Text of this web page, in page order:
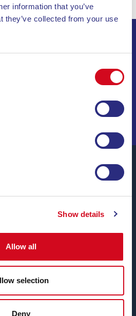
information that you’ve
they’ve collected from your use
Show details
Allow all
selection
Deny
INVIA
SPECIALI, DESTINAZIONI DA
tutto l’anno con tariffe
a bordo.